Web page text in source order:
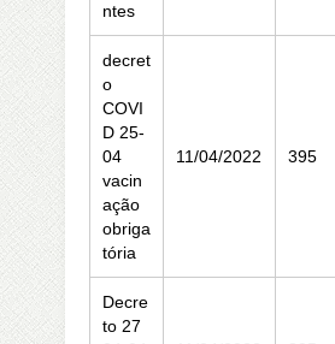
ntes
decret
o
COVI
D 25-
04
vacin
ação
obriga
tória
11/04/2022 395
Decre
to 27